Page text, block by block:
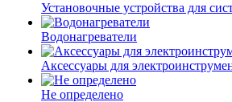
Установочные устройства для
Водонагреватели
Аксессуары для
Не определено